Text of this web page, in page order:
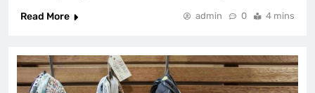
Read More
admin 0 4 mins